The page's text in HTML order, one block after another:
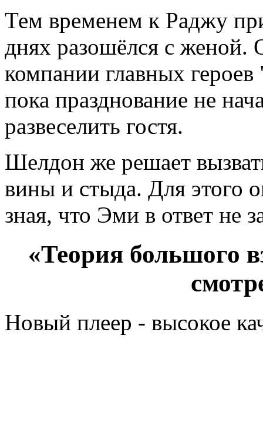
Тем временем к Раджу
днях разошёлся с женой.
компании главных
пока празднование не
развеселить гостя.
Шелдон же решает
вины и стыда. Для этого
зная, что Эми в ответ не
«Теория большого
Новый плеер - высокое